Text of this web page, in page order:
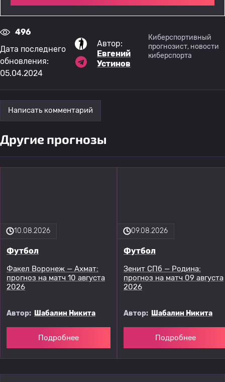
496
Дата последнего
обновления:
05.04.2024
Автор:
Евгений
Устинов
Киберспортивный
прогнозист, новости
киберспорта
Написать комментарий
Другие прогнозы
10.08.2026
Футбол
Факел Воронеж — Ахмат:
прогноз на матч 10 августа
2026
Автор: Шабалин Никита
Подробнее
09.08.2026
Футбол
Зенит СПб — Родина:
прогноз на матч 09 августа
2026
Автор: Шабалин Никита
Подробнее